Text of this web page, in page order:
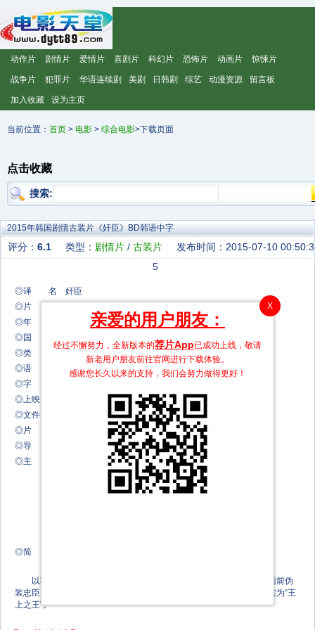
动作片 剧情片 爱情片 喜剧片 科幻片 恐怖片 动画片 惊悚片
战争片 犯罪片 华语连续剧 美剧 日韩剧 综艺 动漫资源 留言板
加入收藏 设为主页
当前位置： 首页 > 电影 > 综合电影>下载页面
点击收藏
搜索:
2015年韩国剧情古装片《奸臣》BD韩语中字
评分： 6.1 类型： 剧情片 / 古装片
发布时间：2015-07-10 00:50:3
5
◎译 名 奸臣
◎片 名 간신
◎年 代 2015
◎国 家 韩国
◎类 别 剧情/古装
◎语 言 韩语
◎字 幕 简体中文字幕
◎上映日期 2015-05-21(韩国)
◎文件大小 1CD 1.17G
◎片 长 133分钟
◎导 演 闵奎东 Kyu-Dong Min
◎主 演 朱智勋 Ji-hun Ju
金康宇 Kang-woo Kim
林智妍 Ji-Yeon Lim
◎简 介
以朝鲜历史上著名暴君燕山君执政时期为背景，讲述的是在君王面前伪
装忠臣，实际上却是扰乱政坛主谋的奸臣的故事，其视皇帝为傀儡，实为“王
上之王”。
X
亲爱的用户朋友：
经过不懈努力，全新版本的荐片App已成功上线，敬请
新老用户朋友前往官网进行下载体验。
感谢您长久以来的支持，我们会努力做得更好！